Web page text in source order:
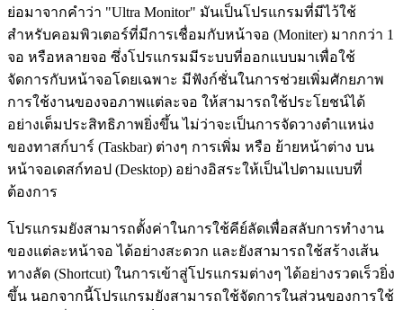
ย่อมาจากคำว่า "Ultra Monitor" มันเป็นโปรแกรมที่มีไว้ใช้
สำหรับคอมพิวเตอร์ที่มีการเชื่อมกับหน้าจอ (Moniter) มากกว่า 1
จอ หรือหลายจอ ซึ่งโปรแกรมมีระบบที่ออกแบบมาเพื่อใช้
จัดการกับหน้าจอโดยเฉพาะ มีฟังก์ชั่นในการช่วยเพิ่มศักยภาพ
การใช้งานของจอภาพแต่ละจอ ให้สามารถใช้ประโยชน์ได้
อย่างเต็มประสิทธิภาพยิ่งขึ้น ไม่ว่าจะเป็นการจัดวางตำแหน่ง
ของทาสก์บาร์ (Taskbar) ต่างๆ การเพิ่ม หรือ ย้ายหน้าต่าง บน
หน้าจอเดสก์ทอป (Desktop) อย่างอิสระให้เป็นไปตามแบบที่
ต้องการ
โปรแกรมยังสามารถตั้งค่าในการใช้คีย์ลัดเพื่อสลับการทำงาน
ของแต่ละหน้าจอ ได้อย่างสะดวก และยังสามารถใช้สร้างเส้น
ทางลัด (Shortcut) ในการเข้าสู่โปรแกรมต่างๆ ได้อย่างรวดเร็วยิ่ง
ขึ้น นอกจากนี้โปรแกรมยังสามารถใช้จัดการในส่วนของการใช้